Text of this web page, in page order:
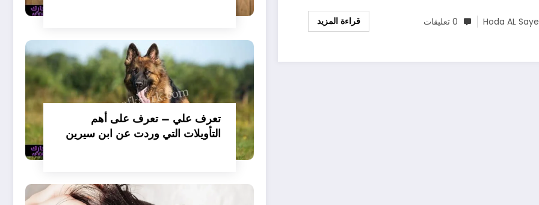
Hoda AL 0 تعليقات قراءة المزيد
تعرف علي – تعرف على أهم
التأويلات التي وردت عن ابن سيرين